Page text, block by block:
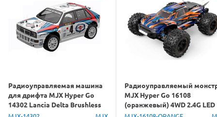
Радиоуправляемая машина
для дрифта MJX Hyper Go
14302 Lancia Delta Brushless
4WD 2.4G LED 1/14 RTR
Радиоуправляемый
MJX Hyper Go 16108
(оранжевый) 4WD 2.4G LED
1/16 RTR